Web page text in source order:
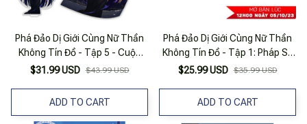
Phá Đảo Dị Giới Cùng Nữ Thần
Không Tín Đồ - Tập 5 - Cuộc
Chiến Với Rồng Khổng Lồ Ở
$31.99 USD $43.99 USD
ADD TO CART
Phá Đảo Dị Giới Cùng Nữ Thần
Không Tín Đồ - Tập 1: Pháp Sư
Yếu Nhất Lớp - Tặng Kèm
$25.99 USD $35.99 USD
ADD TO CART